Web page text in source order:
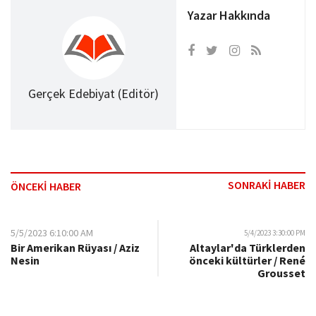
Gerçek Edebiyat (Editör)
Yazar Hakkında
ÖNCEKİ HABER SONRAKİ HABER
5/5/2023 6:10:00 AM
Bir Amerikan Rüyası / Aziz
Nesin
5/4/2023 3:30:00 PM
Altaylar'da Türklerden
önceki kültürler / René
Grousset